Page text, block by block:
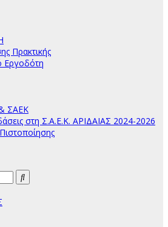
Πρακτικής
Εργοδότη
ΣΑΕΚ
στη Σ.Α.Ε.Κ. ΑΡΙΔΑΙΑΣ 2024-2026